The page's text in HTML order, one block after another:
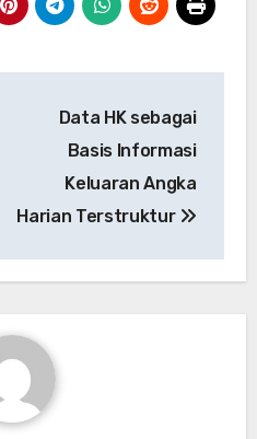
Data HK sebagai
Basis Informasi
Keluaran Angka
Harian Terstruktur